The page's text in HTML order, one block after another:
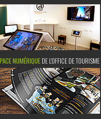
NUMÉRIQUE DE L'OFFICE DE TOURISME